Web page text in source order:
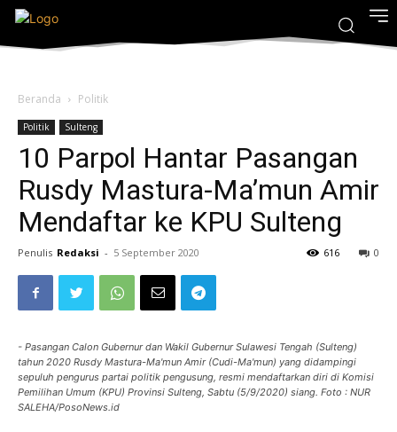
Beranda Politik
Politik Sulteng
10 Parpol Hantar Pasangan
Rusdy Mastura-Ma’mun Amir
Mendaftar ke KPU Sulteng
Penulis Redaksi - 5 September 2020 0
616
- Pasangan Calon Gubernur dan Wakil Gubernur Sulawesi Tengah (Sulteng)
tahun 2020 Rusdy Mastura-Ma'mun Amir (Cudi-Ma'mun) yang didampingi
sepuluh pengurus partai politik pengusung, resmi mendaftarkan diri di Komisi
Pemilihan Umum (KPU) Provinsi Sulteng, Sabtu (5/9/2020) siang. Foto : NUR
SALEHA/PosoNews.id